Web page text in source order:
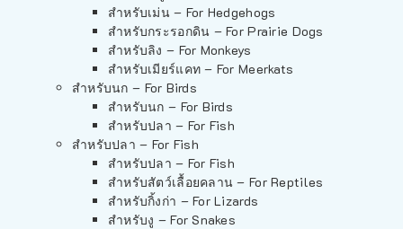
สำหรับเม่น – For Hedgehogs
สำหรับกระรอกดิน – For Prairie Dogs
สำหรับลิง – For Monkeys
สำหรับเมียร์แคท – For Meerkats
สำหรับนก – For Birds
สำหรับนก – For Birds
สำหรับปลา – For Fish
สำหรับปลา – For Fish
สำหรับปลา – For Fish
สำหรับสัตว์เลื้อยคลาน – For Reptiles
สำหรับกิ้งก่า – For Lizards
สำหรับงู – For Snakes